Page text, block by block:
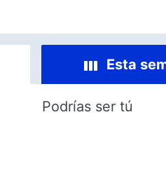
Esta
Podrías ser tú